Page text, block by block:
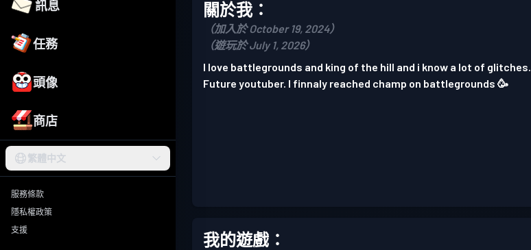
訊息
任務
頭像
商店
繁體中文
服務條款
隱私權政策
支援
關於我：
（加入於 October 19, 2024）
（遊玩於 July 1, 2026）
I love battlegrounds and king of the hill and i know a lot of glitches.
Future youtuber. I finnaly reached champ on battlegrounds 🥳
我的遊戲：